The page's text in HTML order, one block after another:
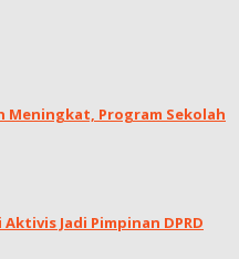
Meningkat, ‎Program Sekolah
Jadi Pimpinan DPRD